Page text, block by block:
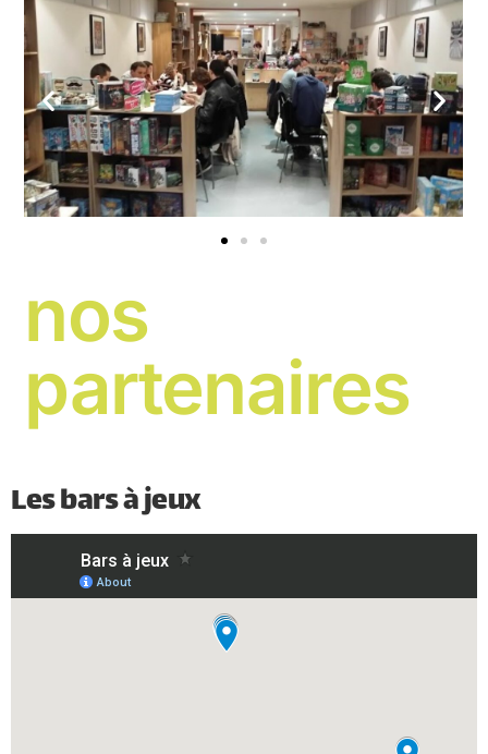
nos
partenaires
Les bars à jeux